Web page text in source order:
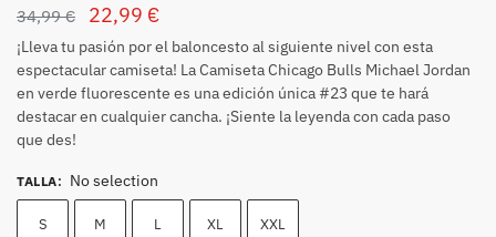
34,99€ 22,99 €
¡Lleva tu pasión por el baloncesto al siguiente nivel con esta
espectacular camiseta! La Camiseta Chicago Bulls Michael Jordan
en verde fluorescente es una edición única #23 que te hará
destacar en cualquier cancha. ¡Siente la leyenda con cada paso
que des!
TALLA: No selection
S M L XL XXL